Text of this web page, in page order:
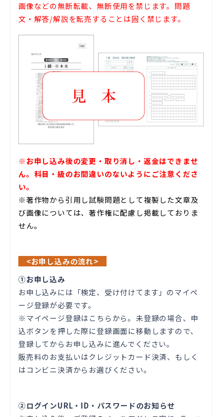
画像などの無断転載、無断使用を禁じます。問題
文・解答/解説を転売することは固く禁じます。
※お申し込み後の変更・取り消し・返金はできませ
ん。科目・級のお間違いのないようにご注意くださ
い。
※著作物から引用し試験問題として複製した文章及
び画像については、著作権に配慮し掲載しておりま
せん。
<お申し込みの流れ>
①お申し込み
お申し込みには「検定、受け付けてます」のマイペ
ージ登録が必要です。
※マイページ登録はこちら から。未登録の場合、申
込ボタンを押した際に登録画面に移動しますので、
登録してからお申し込みに進んでください。
販売料のお支払いはクレジットカード決済、もしく
はコンビニ決済からお選びください。
②ログインURL・ID・パスワードのお知らせ